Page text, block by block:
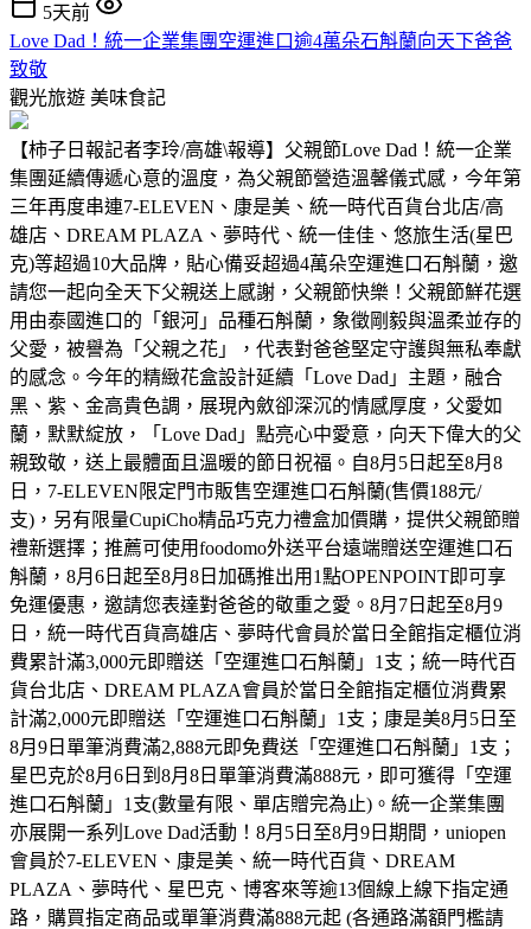
5天前
Love Dad！統一企業集團空運進口逾4萬朵石斛蘭向天下爸爸
致敬
觀光旅遊 美味食記
【柿子日報記者李玲/高雄\報導】父親節Love Dad！統一企業
集團延續傳遞心意的溫度，為父親節營造溫馨儀式感，今年第
三年再度串連7-ELEVEN、康是美、統一時代百貨台北店/高
雄店、DREAM PLAZA、夢時代、統一佳佳、悠旅生活(星巴
克)等超過10大品牌，貼心備妥超過4萬朵空運進口石斛蘭，邀
請您一起向全天下父親送上感謝，父親節快樂！父親節鮮花選
用由泰國進口的「銀河」品種石斛蘭，象徵剛毅與溫柔並存的
父愛，被譽為「父親之花」，代表對爸爸堅定守護與無私奉獻
的感念。今年的精緻花盒設計延續「Love Dad」主題，融合
黑、紫、金高貴色調，展現內斂卻深沉的情感厚度，父愛如
蘭，默默綻放，「Love Dad」點亮心中愛意，向天下偉大的父
親致敬，送上最體面且溫暖的節日祝福。自8月5日起至8月8
日，7-ELEVEN限定門市販售空運進口石斛蘭(售價188元/
支)，另有限量CupiCho精品巧克力禮盒加價購，提供父親節贈
禮新選擇；推薦可使用foodomo外送平台遠端贈送空運進口石
斛蘭，8月6日起至8月8日加碼推出用1點OPENPOINT即可享
免運優惠，邀請您表達對爸爸的敬重之愛。8月7日起至8月9
日，統一時代百貨高雄店、夢時代會員於當日全館指定櫃位消
費累計滿3,000元即贈送「空運進口石斛蘭」1支；統一時代百
貨台北店、DREAM PLAZA會員於當日全館指定櫃位消費累
計滿2,000元即贈送「空運進口石斛蘭」1支；康是美8月5日至
8月9日單筆消費滿2,888元即免費送「空運進口石斛蘭」1支；
星巴克於8月6日到8月8日單筆消費滿888元，即可獲得「空運
進口石斛蘭」1支(數量有限、單店贈完為止)。統一企業集團
亦展開一系列Love Dad活動！8月5日至8月9日期間，uniopen
會員於7-ELEVEN、康是美、統一時代百貨、DREAM
PLAZA、夢時代、星巴克、博客來等逾13個線上線下指定通
路，購買指定商品或單筆消費滿888元起 (各通路滿額門檻請